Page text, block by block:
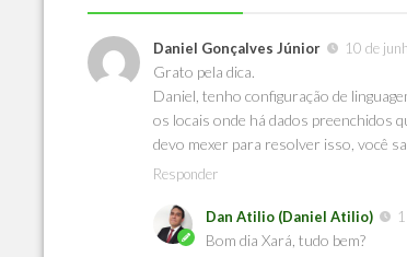
Daniel Gonçalves Júnior 10 de
Grato pela dica.
Daniel, tenho configuração de
os locais onde há dados preenchidos
devo mexer para resolver isso, você
Responder
Dan Atilio (Daniel Atilio)
Bom dia Xará, tudo bem?